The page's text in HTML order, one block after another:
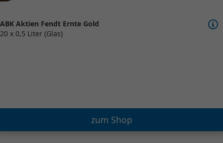
ABK Aktien Fendt Ernte Gold
20 x 0,5 Liter (Glas)
zum Shop